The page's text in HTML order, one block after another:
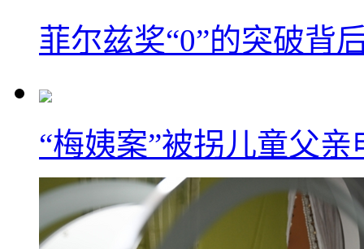
菲尔兹奖“0”的突破背
“梅姨案”被拐儿童父